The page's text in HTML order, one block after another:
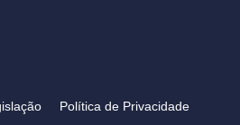
Política de Privacidade